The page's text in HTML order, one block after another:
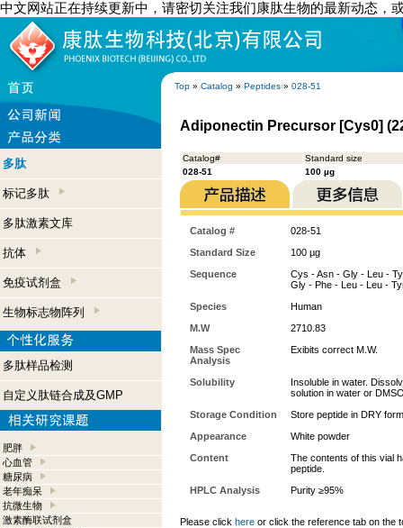
中文网站正在持续更新中，请密切关注我们康肽生物的最新动态，
Top » Catalog » Peptides » 028-51
多肽
标记多肽
多肽激素文库
抗体
免疫试剂盒
生物标志物阵列
多肽样品检测
自定义肽链合成及GMP
肥胖
心血管
糖尿病
老年痴呆
抗微生物
激素酶联试剂盒
Adiponectin Precursor [Cys0]
Catalog#
Standard size
028-51
100 µg
Catalog #
028-51
Standard Size
100 µg
Sequence
Cys - Asn - Gly - Leu -
Gly - Phe - Leu - Leu -
Species
Human
M.W
2710.83
Mass Spec
Analysis
Exibits correct M.W.
Solubility
Insoluble in water.
solution in water or
Storage Condition
Store peptide in DRY
Appearance
White powder
Content
The contents of this vial
peptide.
HPLC Analysis
Purity ≥95%
Please click here or click the reference tab on the